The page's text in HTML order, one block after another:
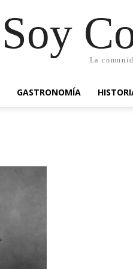
Soy
La
GASTRONOMÍA